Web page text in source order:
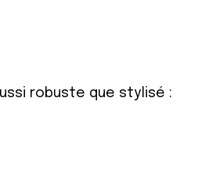
robuste que stylisé :